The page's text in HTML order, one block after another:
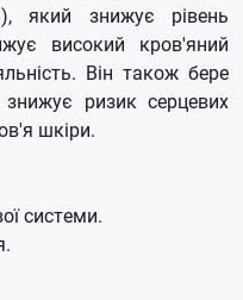
який знижує рівень
високий кров'яний
Він також бере
ризик серцевих
шкіри.
системи.